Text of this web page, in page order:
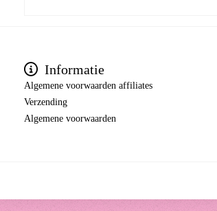
Informatie
Algemene voorwaarden affiliates
Verzending
Algemene voorwaarden